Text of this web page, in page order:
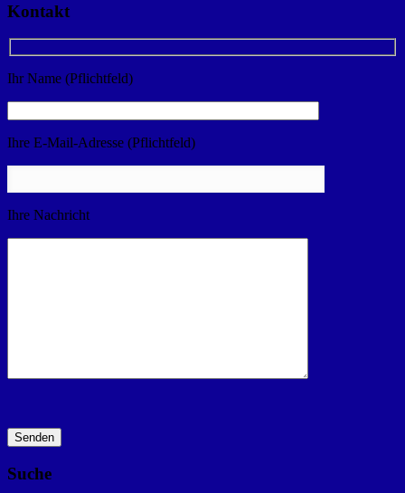
Kontakt
Ihr Name (Pflichtfeld)
Ihre E-Mail-Adresse (Pflichtfeld)
Ihre Nachricht
Suche